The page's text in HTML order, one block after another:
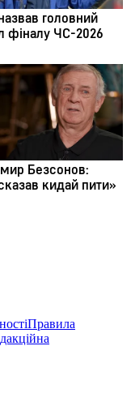
Правила